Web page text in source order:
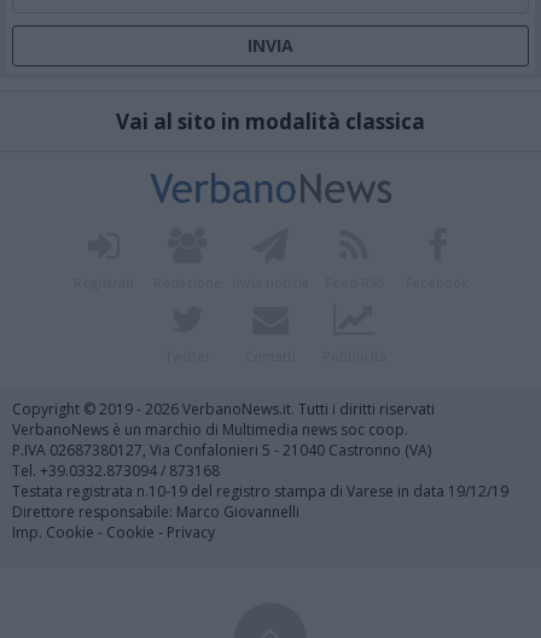
Vai al sito in modalità classica
Copyright © 2019 - 2026 VerbanoNews.it. Tutti i diritti riservati
VerbanoNews è un marchio di Multimedia news soc coop.
P.IVA 02687380127, Via Confalonieri 5 - 21040 Castronno (VA)
Tel. +39.0332.873094 / 873168
Testata registrata n.10-19 del registro stampa di Varese in data 19/12/19
Direttore responsabile: Marco Giovannelli
Imp. Cookie - Cookie - Privacy